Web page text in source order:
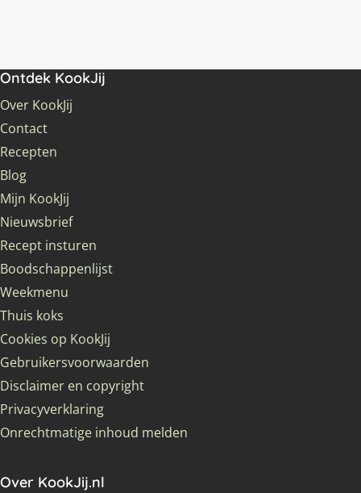
Ontdek KookJij
Over KookJij
Contact
Recepten
Blog
Mijn KookJij
Nieuwsbrief
Recept insturen
Boodschappenlijst
Weekmenu
Thuis koks
Cookies op KookJij
Gebruikersvoorwaarden
Disclaimer en copyright
Privacyverklaring
Onrechtmatige inhoud melden
Over KookJij.nl